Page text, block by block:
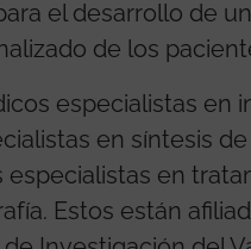
el desarrollo de
de los
especialistas en
en síntesis
en
Estos están